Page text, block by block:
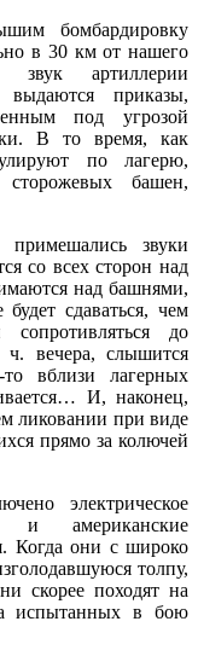
бомбардировку
в 30 км от нашего
звук артиллерии
приказы,
под угрозой
В то время, как
по лагерю,
башен,
звуки
со всех сторон над
над башнями,
сдаваться, чем
до
вечера, слышится
вблизи лагерных
И, наконец,
ликовании при виде
прямо за колючей
электрическое
и американские
Когда они с широко
толпу,
скорее походят на
испытанных в бою